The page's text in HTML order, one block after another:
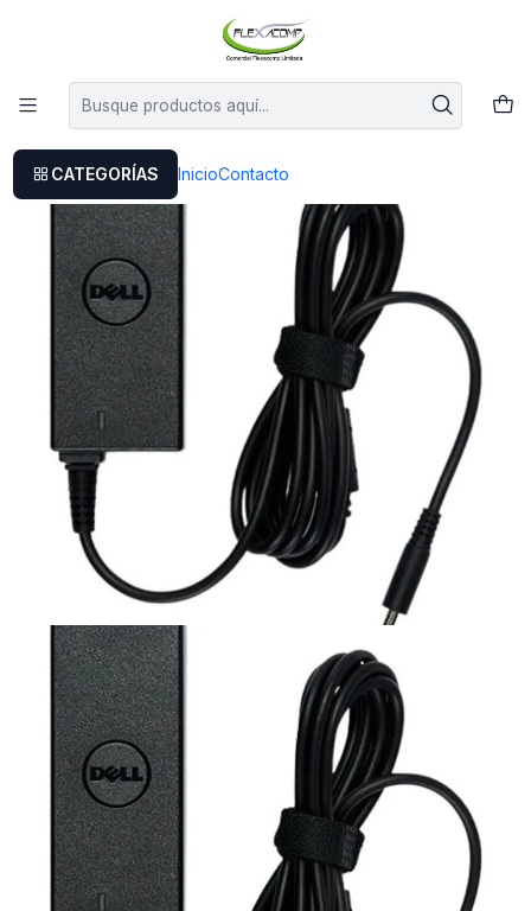
CATEGORÍAS InicioContacto
Este es el texto del slide